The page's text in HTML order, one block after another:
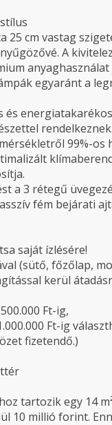
25 cm vastag
A
egyaránt a
és energiatakarékos
99%-
a 3 rétegű
fém bejárati
saját ízlésére!
(sütő, főzőlap,
kerül
Ft-ig,
Ft-ig
fizetendő.)
tartozik egy 14
10 millió forint.